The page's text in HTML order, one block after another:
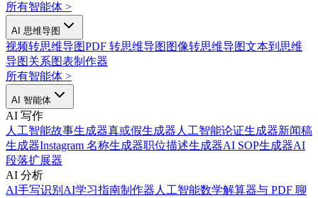
所有智能体 >
AI 思维导图
视频转思维导图PDF 转思维导图 图像转思维导图文本到思维
导图关系图表制作器
所有智能体 >
AI 智能体
AI 写作
人工智能故事生成器真或假生成器 人工智能论证生成器新闻稿
生成器Instagram 名称生成器职位描述生成器AI SOP生成器AI
段落扩展器
AI 分析
AI手写识别 AI学习指南制作器 人工智能数学解算器与 PDF 聊